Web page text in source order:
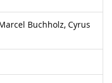
Buchholz, Cyrus